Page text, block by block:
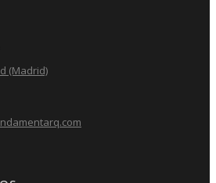
(Madrid)